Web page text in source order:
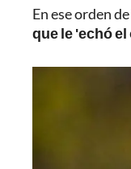
En ese orden
que le 'echó